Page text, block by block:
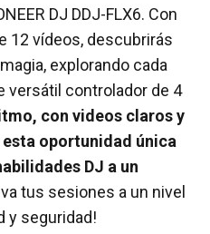
DJ DDJ-FLX6. Con
12 vídeos, descubrirás
explorando cada
versátil controlador de 4
con videos claros y
oportunidad única
DJ a un
tus sesiones a un nivel
y seguridad!